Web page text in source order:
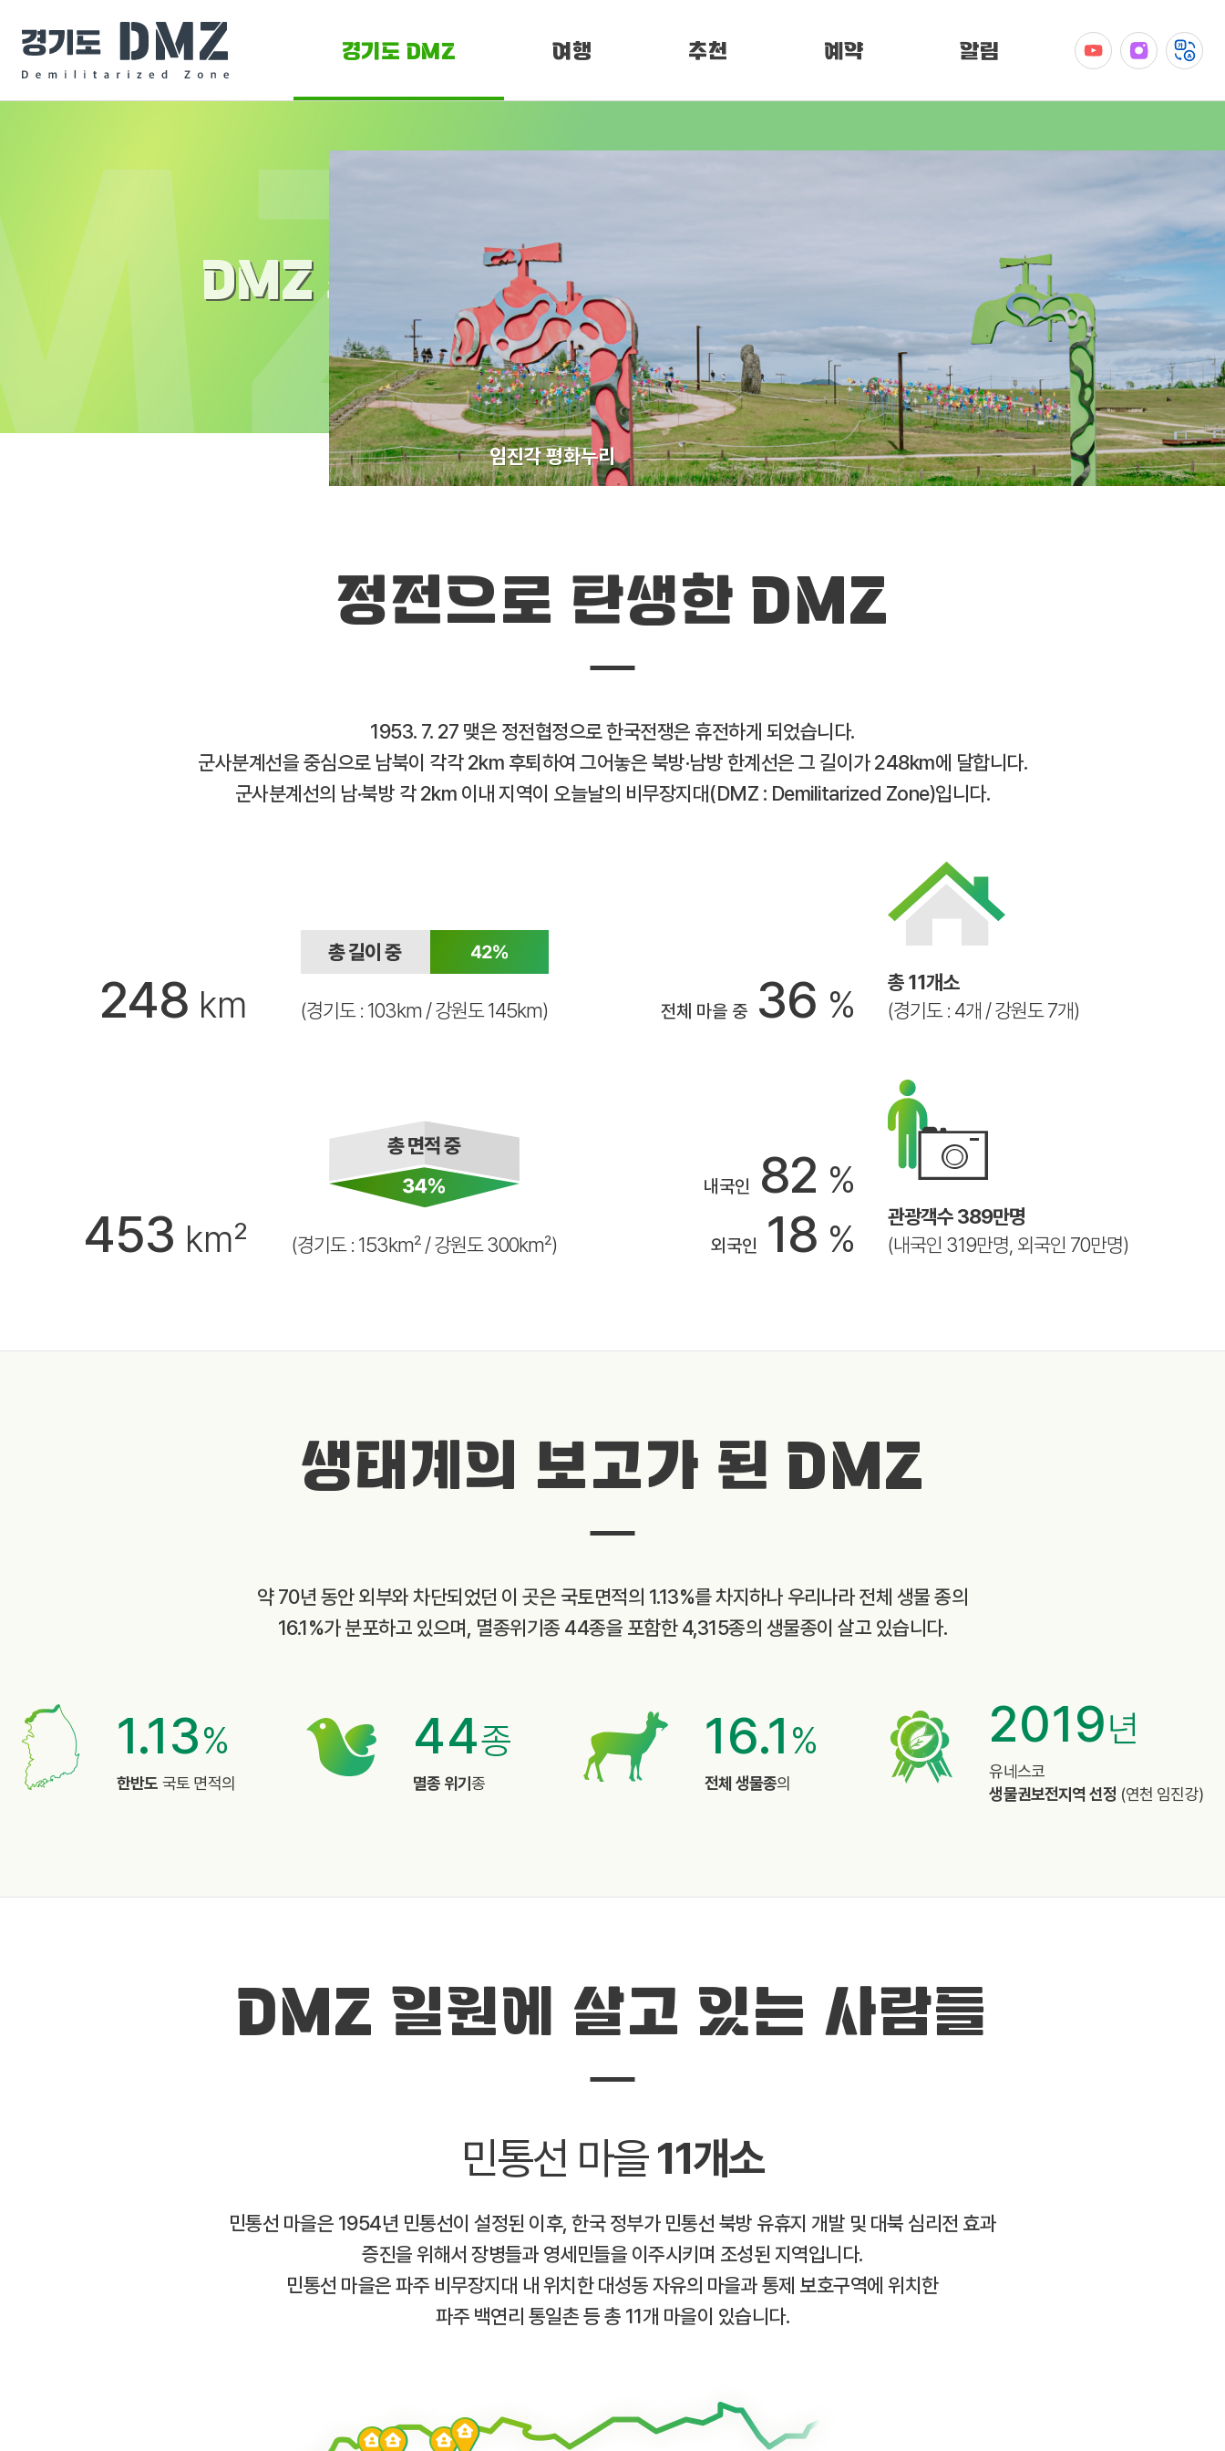
경기도 DMZ 여행
DMZ 평화누리길
추천 예약 알림
DMZ 소개
임진각 평화누리
정전으로 탄생한 DMZ
1953. 7. 27 맺은 정전협정으로 한국전쟁은 휴전하게 되었습니다.
군사분계선을 중심으로 남북이 각각 2km 후퇴하여 그어놓은 북방·남방 한계선은 그 길이가 248km에 달합니다.
군사분계선의 남·북방 각 2km 이내 지역이 오늘날의 비무장지대(DMZ : Demilitarized Zone)입니다.
248 km (경기도 : 103km / 강원도 145km)
453 km² (경기도 : 153km² / 강원도 300km²)
전체 마을 중 36 %
총 11개소
(경기도 : 4개 / 강원도 7개)
내국인 82 %
외국인 18 %
관광객수 389만명
(내국인 319만명, 외국인 70만명)
생태계의 보고가 된 DMZ
약 70년 동안 외부와 차단되었던 이 곳은 국토면적의 1.13%를 차지하나 우리나라 전체 생물 종의
16.1%가 분포하고 있으며, 멸종위기종 44종을 포함한 4,315종의 생물종이 살고 있습니다.
1.13%
한반도 국토 면적의
44종
멸종 위기종
16.1 %
전체 생물종의
2019년
유네스코
생물권보전지역 선정 (연천 임진강)
DMZ 일원에 살고 있는 사람들
민통선 마을11개소
민통선 마을은 1954년 민통선이 설정된 이후, 한국 정부가 민통선 북방 유휴지 개발 및 대북 심리전 효과
증진을 위해서 장병들과 영세민들을 이주시키며 조성된 지역입니다.
민통선 마을은 파주 비무장지대 내 위치한 대성동 자유의 마을과 통제 보호구역에 위치한
파주 백연리 통일촌 등 총 11개 마을이 있습니다.